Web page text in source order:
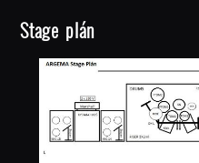
Stage plán